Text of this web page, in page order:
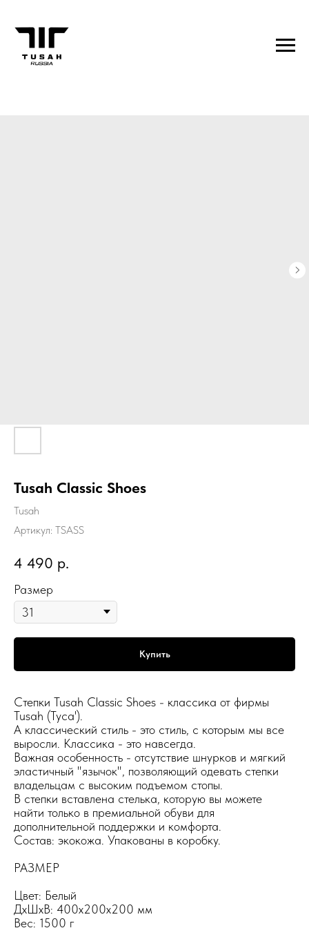
Tusah Classic Shoes
Tusah
Артикул: TSASS
4 490 р.
Размер
Купить
Степки Tusah Classic Shoes - классика от фирмы
Tusah (Туса').
А классический стиль - это стиль, с которым мы все
выросли. Классика - это навсегда.
Важная особенность - отсутствие шнурков и мягкий
эластичный "язычок", позволяющий одевать степки
владельцам с высоким подъемом стопы.
В степки вставлена стелька, которую вы можете
найти только в премиальной обуви для
дополнительной поддержки и комфорта.
Состав: экокожа. Упакованы в коробку.
РАЗМЕР
Цвет: Белый
ДxШxВ: 400x200x200 мм
Вес: 1500 г